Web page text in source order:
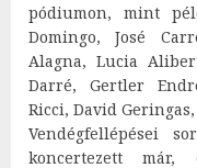
pódiumon, mint
Domingo, José
Alagna, Lucia
Darré, Gertler
Ricci, David
Vendégfellépései
koncertezett már,